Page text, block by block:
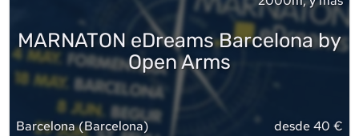
MARNATON eDreams Barcelona by
Open Arms
Barcelona(Barcelona) desde 40 €